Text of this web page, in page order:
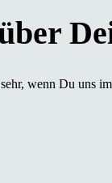
wenn Du uns